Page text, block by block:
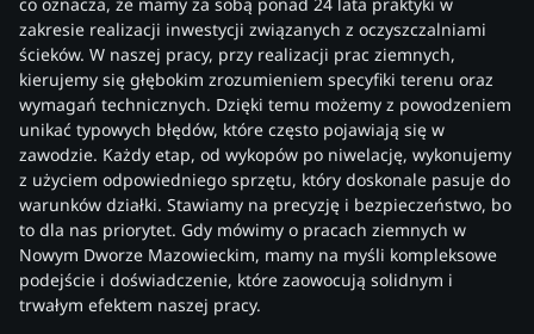
zakresie realizacji inwestycji związanych z oczyszczalniami
ścieków. W naszej pracy, przy realizacji prac ziemnych,
kierujemy się głębokim zrozumieniem specyfiki terenu oraz
wymagań technicznych. Dzięki temu możemy z powodzeniem
unikać typowych błędów, które często pojawiają się w
zawodzie. Każdy etap, od wykopów po niwelację, wykonujemy
z użyciem odpowiedniego sprzętu, który doskonale pasuje do
warunków działki. Stawiamy na precyzję i bezpieczeństwo, bo
to dla nas priorytet. Gdy mówimy o pracach ziemnych w
Nowym Dworze Mazowieckim, mamy na myśli kompleksowe
podejście i doświadczenie, które zaowocują solidnym i
trwałym efektem naszej pracy.